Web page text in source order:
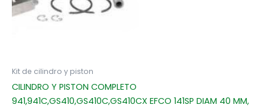
Kit de cilindro y piston
CILINDRO Y PISTON COMPLETO
941,941C,GS410,GS410C,GS410CX EFCO 141SP DIAM 40 MM,